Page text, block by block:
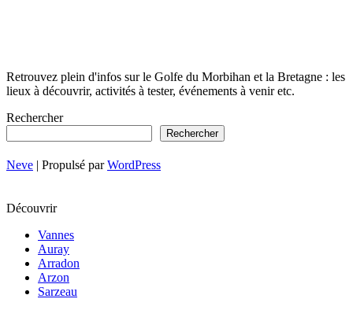
Retrouvez plein d'infos sur le Golfe du Morbihan et la Bretagne : les
lieux à découvrir, activités à tester, événements à venir etc.
Rechercher
Rechercher
Neve | Propulsé parWordPress
Découvrir
Vannes
Auray
Arradon
Arzon
Sarzeau